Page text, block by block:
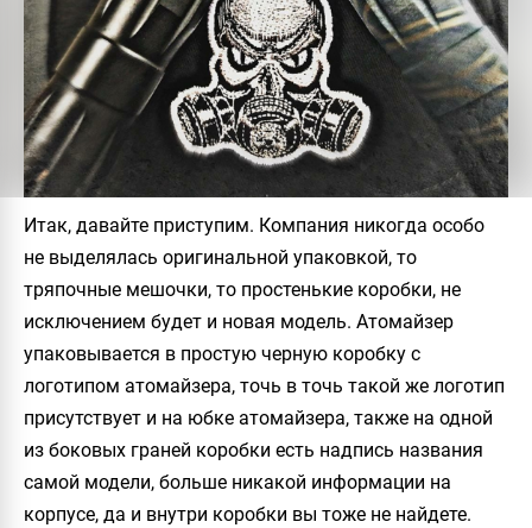
Итак, давайте приступим. Компания никогда особо
не выделялась оригинальной упаковкой, то
тряпочные мешочки, то простенькие коробки, не
исключением будет и новая модель. Атомайзер
упаковывается в простую черную коробку с
логотипом атомайзера, точь в точь такой же логотип
присутствует и на юбке атомайзера, также на одной
из боковых граней коробки есть надпись названия
самой модели, больше никакой информации на
корпусе, да и внутри коробки вы тоже не найдете.